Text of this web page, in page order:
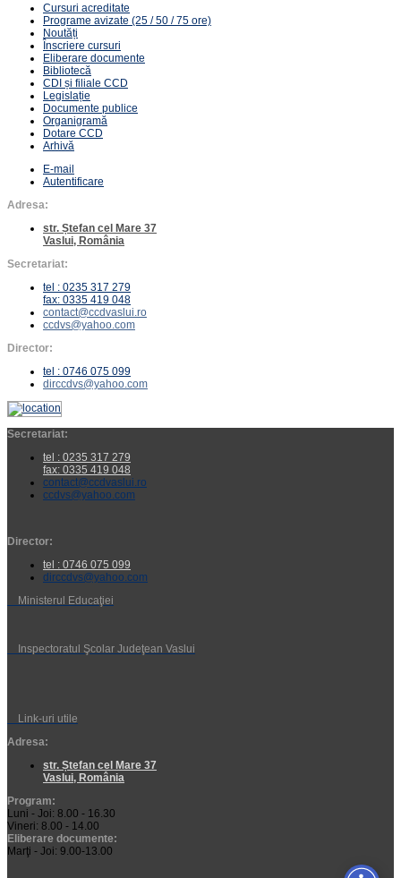
Cursuri acreditate
Programe avizate (25 / 50 / 75 ore)
Noutăți
Înscriere cursuri
Eliberare documente
Bibliotecă
CDI și filiale CCD
Legislație
Documente publice
Organigramă
Dotare CCD
Arhivă
E-mail
Autentificare
Adresa:
str. Ștefan cel Mare 37
Vaslui, România
Secretariat:
tel : 0235 317 279
fax: 0335 419 048
contact@ccdvaslui.ro
ccdvs@yahoo.com
Director:
tel : 0746 075 099
dirccdvs@yahoo.com
Secretariat:
tel : 0235 317 279
fax: 0335 419 048
contact@ccdvaslui.ro
ccdvs@yahoo.com
Director:
tel : 0746 075 099
dirccdvs@yahoo.com
Ministerul Educaţiei
Inspectoratul Şcolar Judeţean Vaslui
Link-uri utile
Adresa:
str. Ștefan cel Mare 37
Vaslui, România
Program:
Luni - Joi: 8.00 - 16.30
Vineri: 8.00 - 14.00
Eliberare documente:
Marţi - Joi: 9.00-13.00